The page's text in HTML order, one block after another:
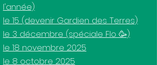
l'année)
le 15 (devenir Gardien des Terres)
le 3 décembre (spéciale Flo 🥳)
le 18 novembre 2025
le 8 octobre 2025